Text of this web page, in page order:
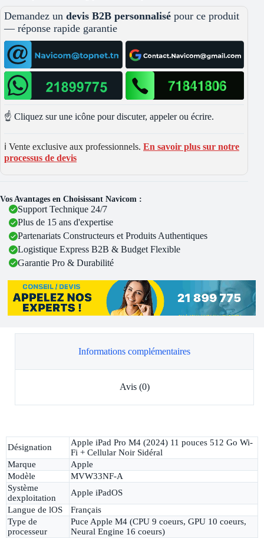
Demandez un devis B2B personnalisé pour ce produit
— réponse rapide garantie
☝️ Cliquez sur une icône pour discuter, appeler ou écrire.
ℹ️ Vente exclusive aux professionnels. En savoir plus sur notre
processus de devis
Vos Avantages en Choisissant Navicom :
Support Technique 24/7
Plus de 15 ans d'expertise
Partenariats Constructeurs et Produits Authentiques
Logistique Express B2B & Budget Flexible
Garantie Pro & Durabilité
Informations complémentaires
Avis (0)
Désignation
Apple iPad Pro M4 (2024) 11 pouces 512 Go Wi-
Fi + Cellular Noir Sidéral
Marque
Apple
Modèle
MVW33NF-A
Système
dexploitation
Apple iPadOS
Langue de lOS
Français
Type de
processeur
Puce Apple M4 (CPU 9 coeurs, GPU 10 coeurs,
Neural Engine 16 coeurs)